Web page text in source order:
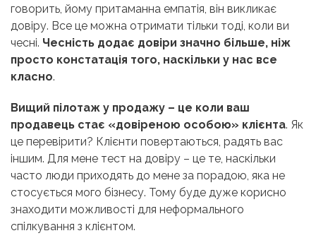
говорить, йому притаманна емпатія, він викликає
довіру. Все це можна отримати тільки тоді, коли ви
чесні. Чесність додає довіри значно більше, ніж
просто констатація того, наскільки у нас все
класно.
Вищий пілотаж у продажу – це коли ваш
продавець стає «довіреною особою» клієнта. Як
це перевірити? Клієнти повертаються, радять вас
іншим. Для мене тест на довіру – це те, наскільки
часто люди приходять до мене за порадою, яка не
стосується мого бізнесу. Тому буде дуже корисно
знаходити можливості для неформального
спілкування з клієнтом.